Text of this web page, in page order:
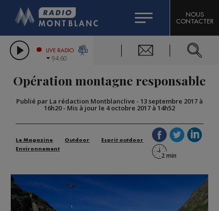
LES CHRONIQUES DE L'EXPERT
CITIZEN MACHINERY
GRAND MASSIF DOMAINES SKIABLES
BIGARD
COMPAGNIE DU MONT-BLANC
NOUS
CONTACTER
LIVE RADIO
94.60
Opération montagne responsable
Publié par La rédaction Montblanclive - 13 septembre 2017 à
16h20- Mis à jour le 4 octobre 2017 à 14h52
Le Magazine Outdoor
Esprit outdoor
Environnement